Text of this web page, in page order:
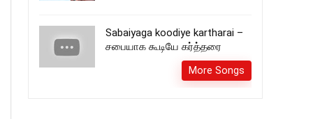
Sabaiyaga koodiye kartharai –
சபையாக கூடியே கர்த்தரை
More Songs